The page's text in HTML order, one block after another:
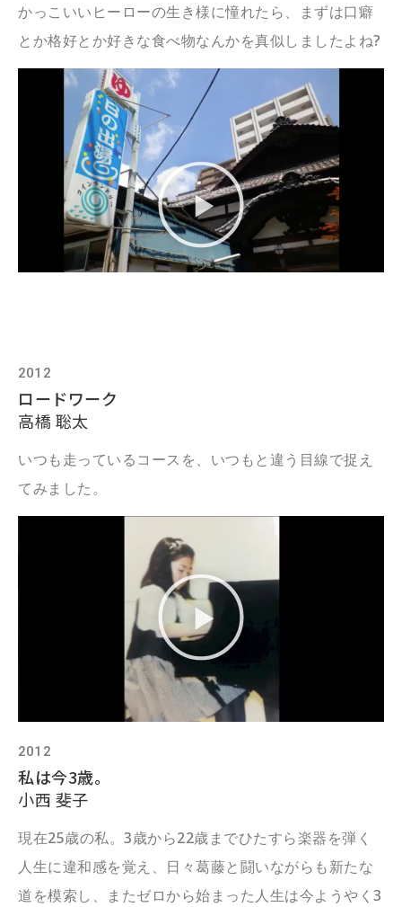
かっこいいヒーローの生き様に憧れたら、まずは口癖
とか格好とか好きな食べ物なんかを真似しましたよね?
2012
ロードワーク
高橋 聡太
いつも走っているコースを、いつもと違う目線で捉え
てみました。
2012
私は今3歳。
小西 斐子
現在25歳の私。3歳から22歳までひたすら楽器を弾く
人生に違和感を覚え、日々葛藤と闘いながらも新たな
道を模索し、またゼロから始まった人生は今ようやく3